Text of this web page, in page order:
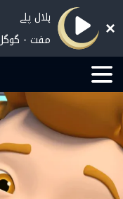
ہلال پلے
مفت - گوگل